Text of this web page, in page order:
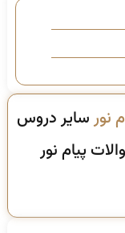
نورسایر دروس
پیام نور